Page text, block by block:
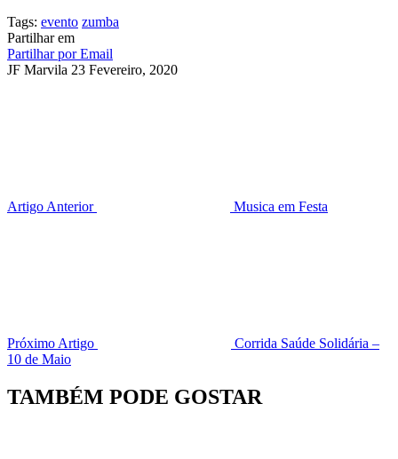
Tags: evento zumba
Partilhar em
Partilhar por Email
JF Marvila 23 Fevereiro, 2020
Artigo Anterior Musica em Festa
Próximo Artigo
Corrida Saúde Solidária –
10 de Maio
TAMBÉM PODE GOSTAR